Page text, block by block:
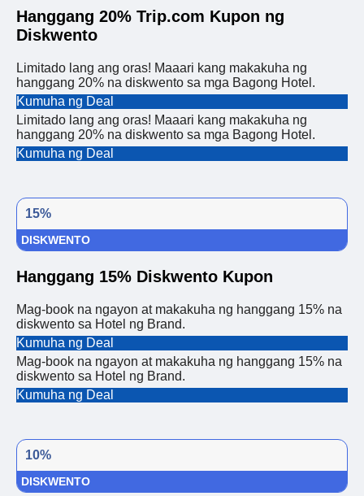
Hanggang 20% Trip.com Kupon ng
Diskwento
Limitado lang ang oras! Maaari kang makakuha ng
hanggang 20% ​​na diskwento sa mga Bagong Hotel.
Kumuha ng Deal
Limitado lang ang oras! Maaari kang makakuha ng
hanggang 20% ​​na diskwento sa mga Bagong Hotel.
Kumuha ng Deal
15%
DISKWENTO
Hanggang 15% Diskwento Kupon
Mag-book na ngayon at makakuha ng hanggang 15% na
diskwento sa Hotel ng Brand.
Kumuha ng Deal
Mag-book na ngayon at makakuha ng hanggang 15% na
diskwento sa Hotel ng Brand.
Kumuha ng Deal
10%
DISKWENTO